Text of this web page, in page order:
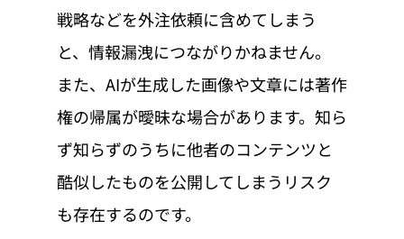
戦略などを外注依頼に含めてしまう
と、情報漏洩につながりかねません。
また、AIが生成した画像や文章には著作
権の帰属が曖昧な場合があります。知ら
ず知らずのうちに他者のコンテンツと
酷似したものを公開してしまうリスク
も存在するのです。